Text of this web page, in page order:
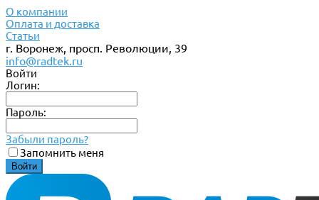
О компании
Оплата и доставка
Статьи
г. Воронеж, просп. Революции, 39
info@radtek.ru
Войти
Логин:
Пароль:
Забыли пароль?
Запомнить меня